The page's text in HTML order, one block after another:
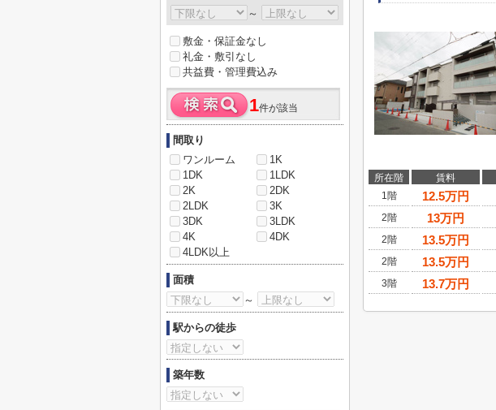
所在階 賃料
1階
12.5万円
2階
13万円
2階
13.5万円
2階
13.5万円
3階
13.7万円
～
敷金・保証金なし
礼金・敷引なし
共益費・管理費込み
1件が該当
間取り
ワンルーム
1K
1DK
1LDK
2K
2DK
2LDK
3K
3DK
3LDK
4K
4DK
4LDK以上
面積
～
駅からの徒歩
築年数